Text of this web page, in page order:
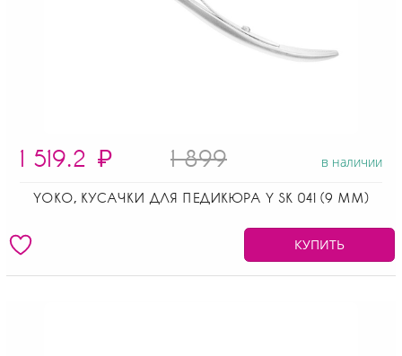
1 519.2 ₽ 1 899 в наличии
YOKO, КУСАЧКИ ДЛЯ ПЕДИКЮРА Y SK 041 (9 ММ)
КУПИТЬ